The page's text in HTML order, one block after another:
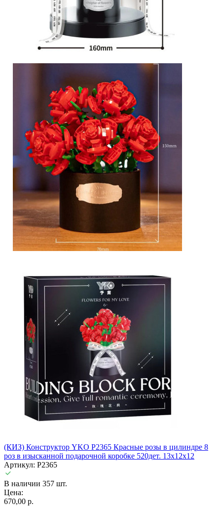
(КИЗ) Конструктор YKO P2365 Красные розы в цилиндре 8
роз в изысканной подарочной коробке 520дет. 13x12x12
Артикул: P2365
В наличии 357 шт.
Цена:
670,00 р.